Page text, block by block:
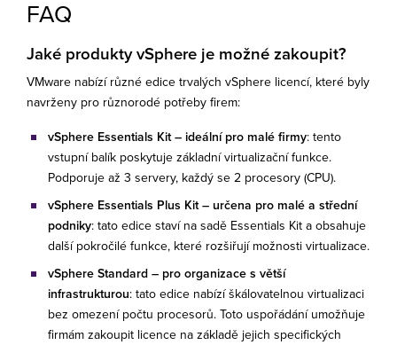
FAQ
Jaké produkty vSphere je možné zakoupit?
VMware nabízí různé edice trvalých vSphere licencí, které byly
navrženy pro různorodé potřeby firem:
vSphere Essentials Kit –⁠⁠⁠⁠⁠⁠ ideální pro malé firmy: tento
vstupní balík poskytuje základní virtualizační funkce.
Podporuje až 3 servery, každý se 2 procesory (CPU).
vSphere Essentials Plus Kit –⁠⁠⁠⁠⁠⁠ určena pro malé a střední
podniky: tato edice staví na sadě Essentials Kit a obsahuje
další pokročilé funkce, které rozšiřují možnosti virtualizace.
vSphere Standard –⁠⁠⁠⁠⁠⁠ pro organizace s větší
infrastrukturou: tato edice nabízí škálovatelnou virtualizaci
bez omezení počtu procesorů. Toto uspořádání umožňuje
firmám zakoupit licence na základě jejich specifických